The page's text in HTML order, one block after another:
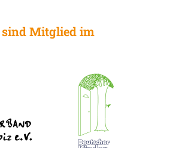
Mitglied im